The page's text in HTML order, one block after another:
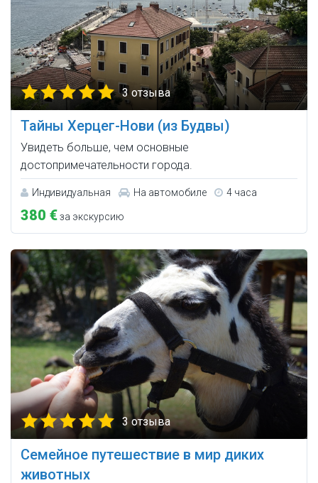
3 отзыва
Тайны Херцег-Нови (из Будвы)
Увидеть больше, чем основные
достопримечательности города.
Индивидуальная На автомобиле 4 часа
380 €за экскурсию
3 отзыва
Семейное путешествие в мир диких
животных